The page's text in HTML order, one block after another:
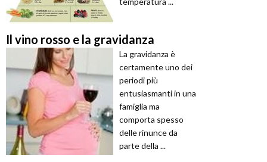
Il vino rosso e la gravidanza
La gravidanza è
certamente uno dei
periodi più
entusiasmanti in una
famiglia ma
comporta spesso
delle rinunce da
parte della ...